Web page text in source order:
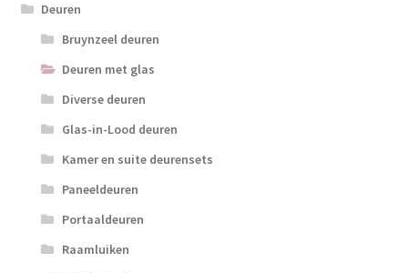
Deuren
Bruynzeel deuren
Deuren met glas
Diverse deuren
Glas-in-Lood deuren
Kamer en suite deurensets
Paneeldeuren
Portaaldeuren
Raamluiken